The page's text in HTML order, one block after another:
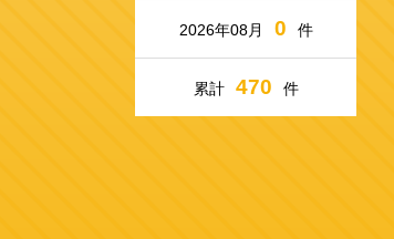
2026年08月 0 件
累計 470 件